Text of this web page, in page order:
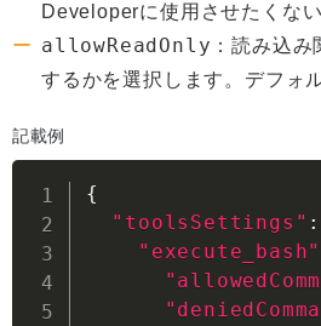
Developerに使用させたくな
allowReadOnly ：読み込
するかを選択します。デフォ
記載例
{
"toolsSettings" :
"execute_bash"